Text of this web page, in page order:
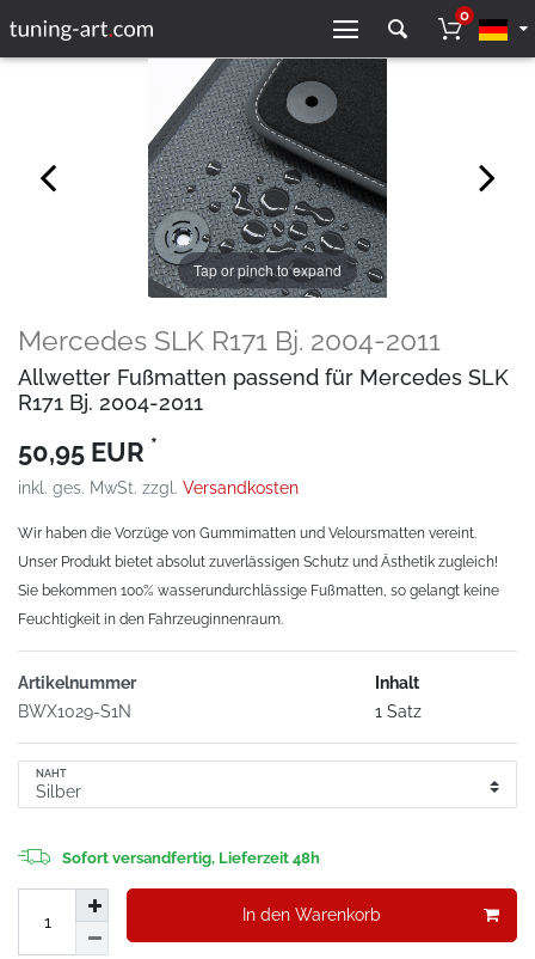
0
Tap or pinch to expand
Mercedes SLK R171 Bj. 2004-2011
Allwetter Fußmatten passend für Mercedes SLK
R171 Bj. 2004-2011
50,95 EUR *
inkl. ges. MwSt. zzgl. Versandkosten
Wir haben die Vorzüge von Gummimatten und Veloursmatten vereint.
Unser Produkt bietet absolut zuverlässigen Schutz und Ästhetik zugleich!
Sie bekommen 100% wasserundurchlässige Fußmatten, so gelangt keine
Feuchtigkeit in den Fahrzeuginnenraum.
Artikelnummer
BWX1029-S1N
Inhalt
1 Satz
NAHT
Sofort versandfertig, Lieferzeit 48h
In den Warenkorb